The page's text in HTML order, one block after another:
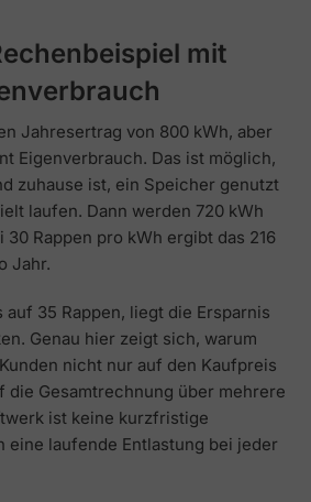
mit
Jahresertrag von 800 kWh, aber
Eigenverbrauch. Das ist möglich,
zuhause ist, ein Speicher genutzt
laufen. Dann werden 720 kWh
Rappen pro kWh ergibt das 216
Jahr.
35 Rappen, liegt die Ersparnis
Genau hier zeigt sich, warum
nicht nur auf den Kaufpreis
die Gesamtrechnung über mehrere
ist keine kurzfristige
eine laufende Entlastung bei jeder